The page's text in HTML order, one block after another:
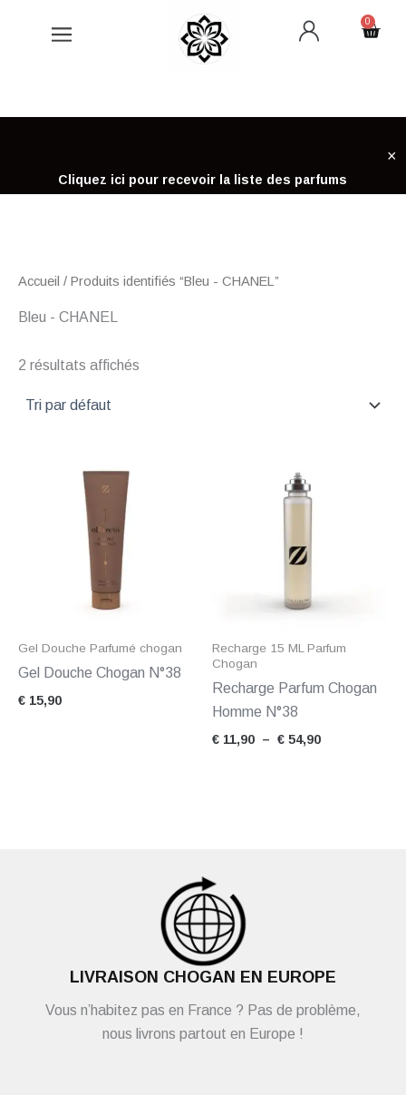
0
Cart
Cliquez ici pour recevoir la liste des parfums
×
Accueil / Produits identifiés “Bleu - CHANEL”
Bleu - CHANEL
2 résultats affichés
Gel Douche Parfumé chogan
Gel Douche Chogan N°38
€ 15,90
Recharge 15 ML Parfum
Chogan
Recharge Parfum Chogan
Homme N°38
€ 11,90 – € 54,90
LIVRAISON CHOGAN EN EUROPE
Vous n’habitez pas en France ? Pas de problème,
nous livrons partout en Europe !